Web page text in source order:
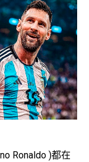
Ronaldo )都在